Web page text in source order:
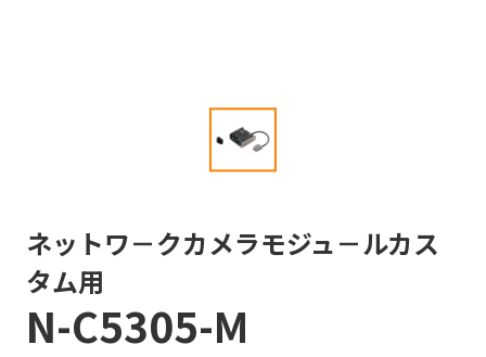
ネットワ－クカメラモジュ－ルカス
タム用
N-C5305-M